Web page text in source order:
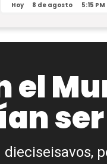
Hoy 8 de agosto 5:15 PM